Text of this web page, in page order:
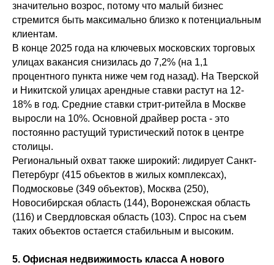
значительно возрос, потому что малый бизнес
стремится быть максимально близко к потенциальным
клиентам.
В конце 2025 года на ключевых московских торговых
улицах вакансия снизилась до 7,2% (на 1,1
процентного пункта ниже чем год назад). На Тверской
и Никитской улицах арендные ставки растут на 12-
18% в год. Средние ставки стрит-ритейла в Москве
выросли на 10%. Основной драйвер роста - это
постоянно растущий туристический поток в центре
столицы.
Региональный охват также широкий: лидирует Санкт-
Петербург (415 объектов в жилых комплексах),
Подмосковье (349 объектов), Москва (250),
Новосибирская область (144), Воронежская область
(116) и Свердловская область (103). Спрос на съем
таких объектов остается стабильным и высоким.
5. Офисная недвижимость класса A нового